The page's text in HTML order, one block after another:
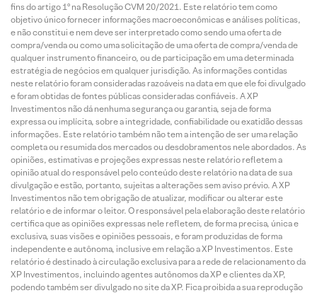
fins do artigo 1º na Resolução CVM 20/2021. Este relatório tem como
objetivo único fornecer informações macroeconômicas e análises políticas,
e não constitui e nem deve ser interpretado como sendo uma oferta de
compra/venda ou como uma solicitação de uma oferta de compra/venda de
qualquer instrumento financeiro, ou de participação em uma determinada
estratégia de negócios em qualquer jurisdição. As informações contidas
neste relatório foram consideradas razoáveis na data em que ele foi divulgado
e foram obtidas de fontes públicas consideradas confiáveis. A XP
Investimentos não dá nenhuma segurança ou garantia, seja de forma
expressa ou implícita, sobre a integridade, confiabilidade ou exatidão dessas
informações. Este relatório também não tem a intenção de ser uma relação
completa ou resumida dos mercados ou desdobramentos nele abordados. As
opiniões, estimativas e projeções expressas neste relatório refletem a
opinião atual do responsável pelo conteúdo deste relatório na data de sua
divulgação e estão, portanto, sujeitas a alterações sem aviso prévio. A XP
Investimentos não tem obrigação de atualizar, modificar ou alterar este
relatório e de informar o leitor. O responsável pela elaboração deste relatório
certifica que as opiniões expressas nele refletem, de forma precisa, única e
exclusiva, suas visões e opiniões pessoais, e foram produzidas de forma
independente e autônoma, inclusive em relação a XP Investimentos. Este
relatório é destinado à circulação exclusiva para a rede de relacionamento da
XP Investimentos, incluindo agentes autônomos da XP e clientes da XP,
podendo também ser divulgado no site da XP. Fica proibida a sua reprodução